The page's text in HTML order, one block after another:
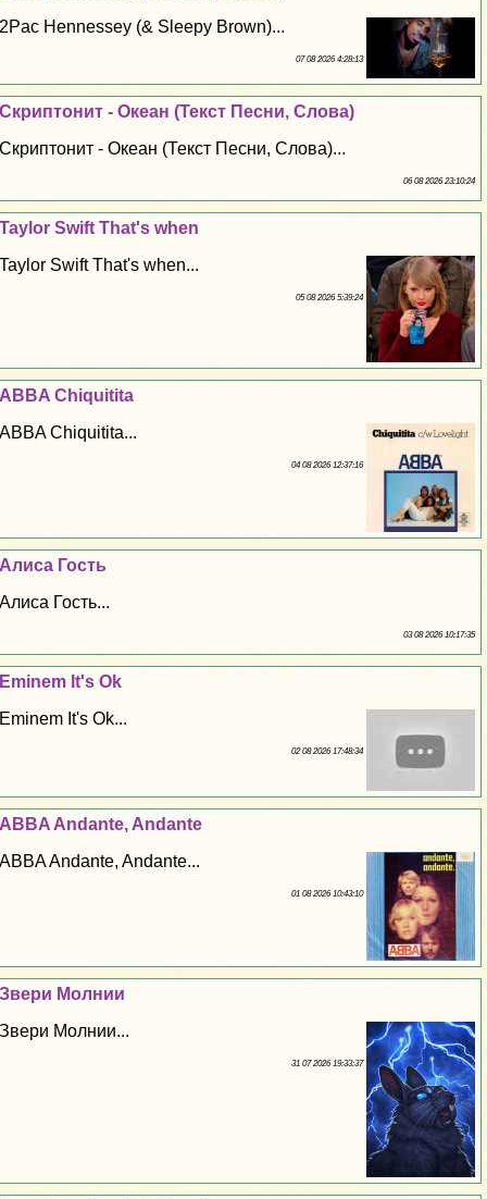
2Pac Hennessey (& Sleepy Brown)...
07 08 2026 4:28:13
Скриптонит - Океан (Текст Песни, Слова)
Скриптонит - Океан (Текст Песни, Слова)...
06 08 2026 23:10:24
Taylor Swift That's when
Taylor Swift That's when...
05 08 2026 5:39:24
ABBA Chiquitita
ABBA Chiquitita...
04 08 2026 12:37:16
Алиса Гость
Алиса Гость...
03 08 2026 10:17:35
Eminem It's Ok
Eminem It's Ok...
02 08 2026 17:48:34
ABBA Andante, Andante
ABBA Andante, Andante...
01 08 2026 10:43:10
Звери Молнии
Звери Молнии...
31 07 2026 19:33:37